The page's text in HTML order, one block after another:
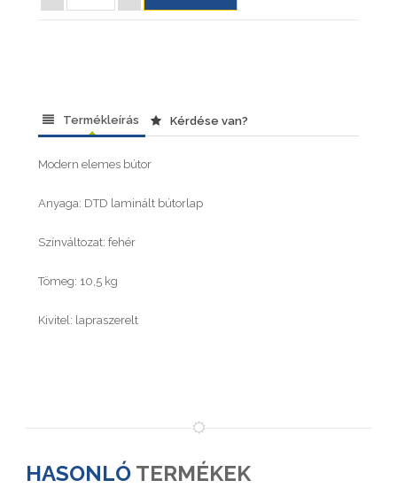
Termékleírás Kérdése van?
Modern elemes bútor
Anyaga: DTD laminált bútorlap
Színváltozat: fehér
Tömeg: 10,5 kg
Kivitel: lapraszerelt
HASONLÓ TERMÉKEK